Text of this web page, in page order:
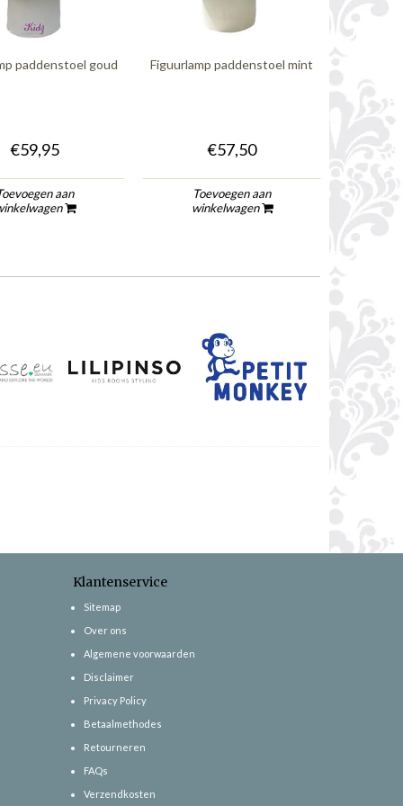
paddenstoel goud
€59,95
aan
Figuurlamp paddenstoel mint
€57,50
Toevoegen aan
winkelwagen
Klantenservice
Sitemap
Over ons
Algemene voorwaarden
Disclaimer
Privacy Policy
Betaalmethodes
Retourneren
FAQs
Verzendkosten